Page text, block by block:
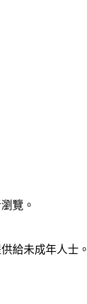
覽。
給未成年人士。